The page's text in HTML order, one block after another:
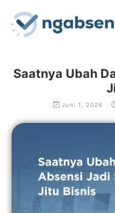
Saatnya Ubah
Juni 1, 2026